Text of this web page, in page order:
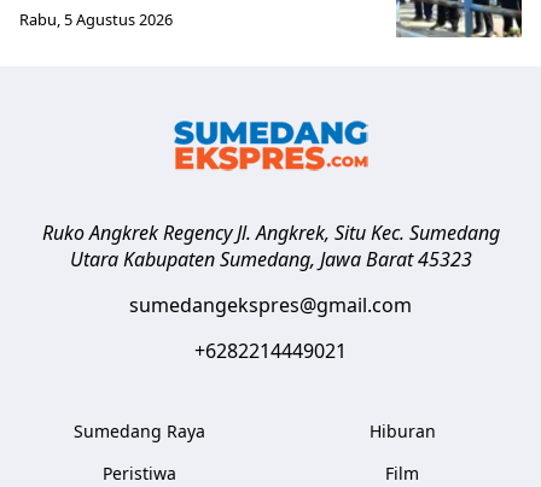
Rabu, 5 Agustus 2026
Ruko Angkrek Regency Jl. Angkrek, Situ Kec. Sumedang
Utara Kabupaten Sumedang, Jawa Barat 45323
sumedangekspres@gmail.com
+6282214449021
Sumedang Raya
Peristiwa
Hiburan
Film